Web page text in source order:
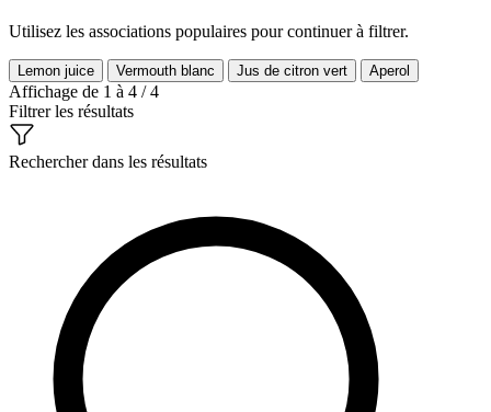
Utilisez les associations populaires pour continuer à filtrer.
Lemon juice Vermouth blanc Jus de citron vert Aperol
Affichage de 1 à 4 / 4
Filtrer les résultats
Rechercher dans les résultats